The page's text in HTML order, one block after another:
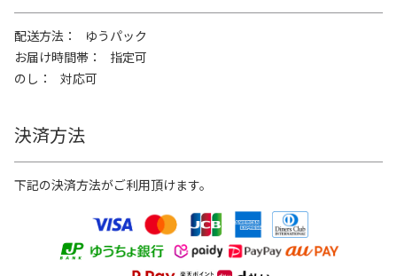
配送方法
ゆうパック
お届け時間帯
指定可
のし
対応可
決済方法
下記の決済方法がご利用頂けます。